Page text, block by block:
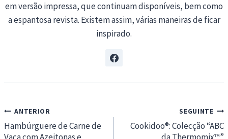
em versão impressa, que continuam disponíveis, bem como
a espantosa revista. Existem assim, várias maneiras de ficar
inspirado.
Navegação
de
ANTERIOR
Hambúrguere de Carne de
SEGUINTE
Cookidoo®: Colecção “ABC